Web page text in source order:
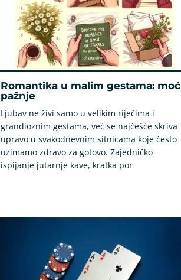
Romantika u malim gestama: moć
pažnje
Ljubav ne živi samo u velikim riječima i
grandioznim gestama, već se najčešće skriva
upravo u svakodnevnim sitnicama koje često
uzimamo zdravo za gotovo. Zajedničko
ispijanje jutarnje kave, kratka por